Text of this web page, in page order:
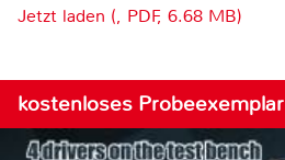
Jetzt laden (, PDF, 6.68 MB)
kostenloses Probeexemplar